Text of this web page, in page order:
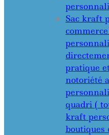
Sac kraft
commerce
pratique
notoriété
quadri (
kraft
boutiques